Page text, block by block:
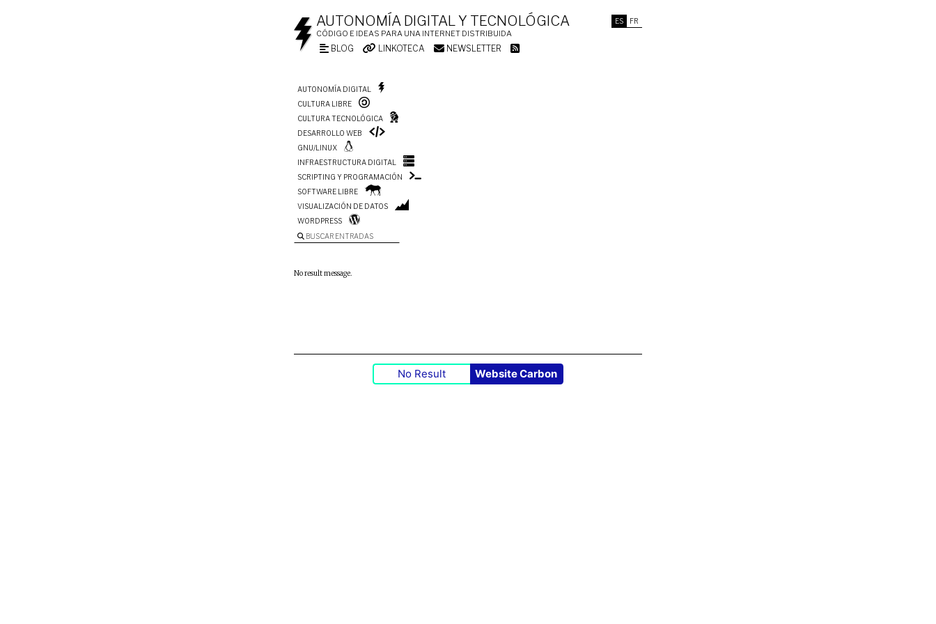
ES FR
AUTONOMÍA DIGITAL Y TECNOLÓGICA
CÓDIGO E IDEAS PARA UNA INTERNET DISTRIBUIDA
BLOG LINKOTECA NEWSLETTER
AUTONOMÍA DIGITAL
CULTURA LIBRE
CULTURA TECNOLÓGICA
DESARROLLO WEB
GNU/LINUX
INFRAESTRUCTURA DIGITAL
SCRIPTING Y PROGRAMACIÓN
SOFTWARE LIBRE
VISUALIZACIÓN DE DATOS
WORDPRESS
BUSCAR ENTRADAS
No result message.
No Result Website Carbon